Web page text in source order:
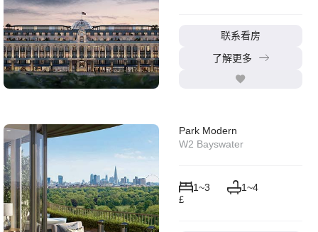
联系看房
了解更多
Park Modern
W2 Bayswater
1~3 1~4
£